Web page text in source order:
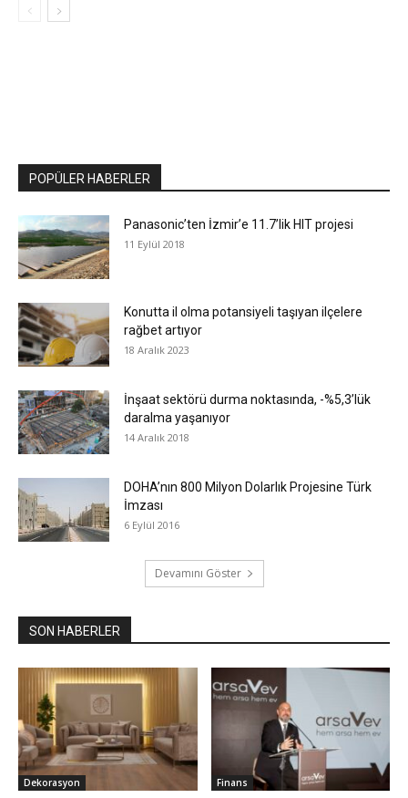
POPÜLER HABERLER
Panasonic’ten İzmir’e 11.7’lik HIT projesi
11 Eylül 2018
Konutta il olma potansiyeli taşıyan ilçelere
rağbet artıyor
18 Aralık 2023
İnşaat sektörü durma noktasında, -%5,3’lük
daralma yaşanıyor
14 Aralık 2018
DOHA’nın 800 Milyon Dolarlık Projesine Türk
İmzası
6 Eylül 2016
Devamını Göster
SON HABERLER
Dekorasyon Finans